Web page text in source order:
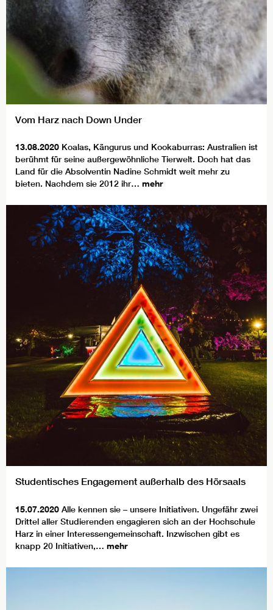
Vom Harz nach Down Under
13.08.2020 Koalas, Kängurus und Kookaburras: Australien ist
berühmt für seine außergewöhnliche Tierwelt. Doch hat das
Land für die Absolventin Nadine Schmidt weit mehr zu
bieten. Nachdem sie 2012 ihr… mehr
Studentisches Engagement außerhalb des Hörsaals
15.07.2020 Alle kennen sie – unsere Initiativen. Ungefähr zwei
Drittel aller Studierenden engagieren sich an der Hochschule
Harz in einer Interessengemeinschaft. Inzwischen gibt es
knapp 20 Initiativen,… mehr